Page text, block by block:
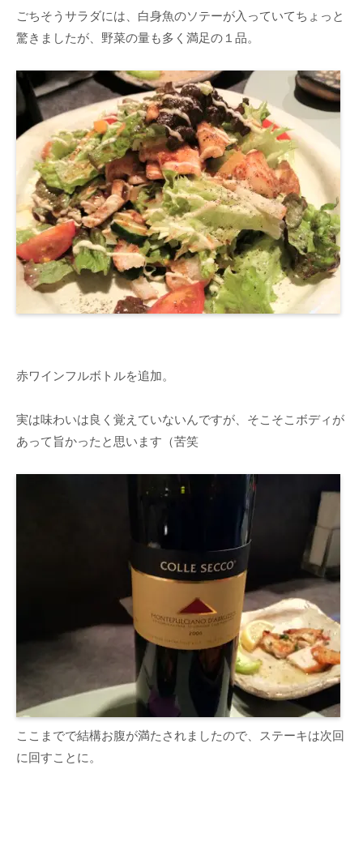
ごちそうサラダには、白身魚のソテーが入っていてちょっと
驚きましたが、野菜の量も多く満足の１品。
赤ワインフルボトルを追加。
実は味わいは良く覚えていないんですが、そこそこボディが
あって旨かったと思います（苦笑
ここまでで結構お腹が満たされましたので、ステーキは次回
に回すことに。